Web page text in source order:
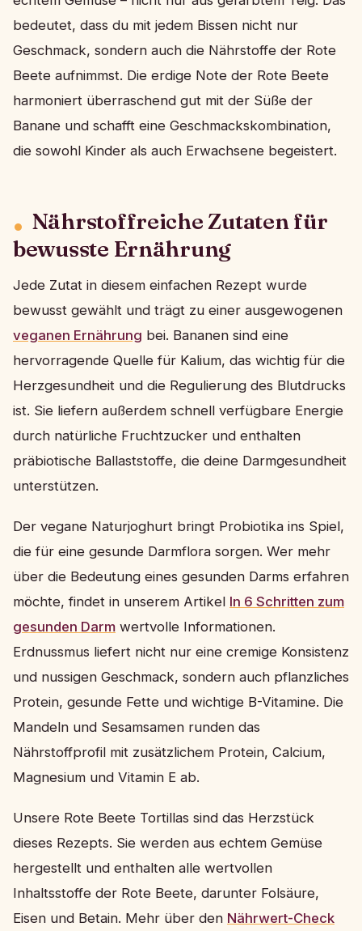
bedeutet, dass du mit jedem Bissen nicht nur
Geschmack, sondern auch die Nährstoffe der Rote
Beete aufnimmst. Die erdige Note der Rote Beete
harmoniert überraschend gut mit der Süße der
Banane und schafft eine Geschmackskombination,
die sowohl Kinder als auch Erwachsene begeistert.
Nährstoffreiche Zutaten für
bewusste Ernährung
Jede Zutat in diesem einfachen Rezept wurde
bewusst gewählt und trägt zu einer ausgewogenen
veganen Ernährung bei. Bananen sind eine
hervorragende Quelle für Kalium, das wichtig für die
Herzgesundheit und die Regulierung des Blutdrucks
ist. Sie liefern außerdem schnell verfügbare Energie
durch natürliche Fruchtzucker und enthalten
präbiotische Ballaststoffe, die deine Darmgesundheit
unterstützen.
Der vegane Naturjoghurt bringt Probiotika ins Spiel,
die für eine gesunde Darmflora sorgen. Wer mehr
über die Bedeutung eines gesunden Darms erfahren
möchte, findet in unserem Artikel In 6 Schritten zum
gesunden Darm wertvolle Informationen.
Erdnussmus liefert nicht nur eine cremige Konsistenz
und nussigen Geschmack, sondern auch pflanzliches
Protein, gesunde Fette und wichtige B-Vitamine. Die
Mandeln und Sesamsamen runden das
Nährstoffprofil mit zusätzlichem Protein, Calcium,
Magnesium und Vitamin E ab.
Unsere Rote Beete Tortillas sind das Herzstück
dieses Rezepts. Sie werden aus echtem Gemüse
hergestellt und enthalten alle wertvollen
Inhaltsstoffe der Rote Beete, darunter Folsäure,
Eisen und Betain. Mehr über den Nährwert-Check